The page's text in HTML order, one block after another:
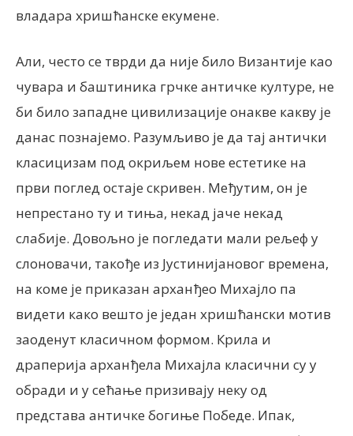
владара хришћанске екумене.
Али, често се тврди да није било Византије као
чувара и баштиника грчке античке културе, не
би било западне цивилизације онакве какву је
данас познајемо. Разумљиво је да тај антички
класицизам под окриљем нове естетике на
први поглед остаје скривен. Међутим, он је
непрестано ту и тиња, некад јаче некад
слабије. Довољно је погледати мали рељеф у
слоновачи, такође из Јустинијановог времена,
на коме је приказан арханђео Михајло па
видети како вешто је један хришћански мотив
заоденут класичном формом. Крила и
драперија арханђела Михајла класични су у
обради и у сећање призивају неку од
представа античке богиње Победе. Ипак,